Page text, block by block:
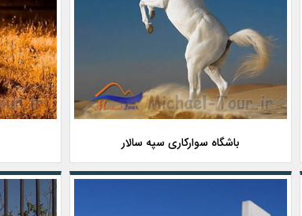
باشگاه سوارکاری سپه سالار